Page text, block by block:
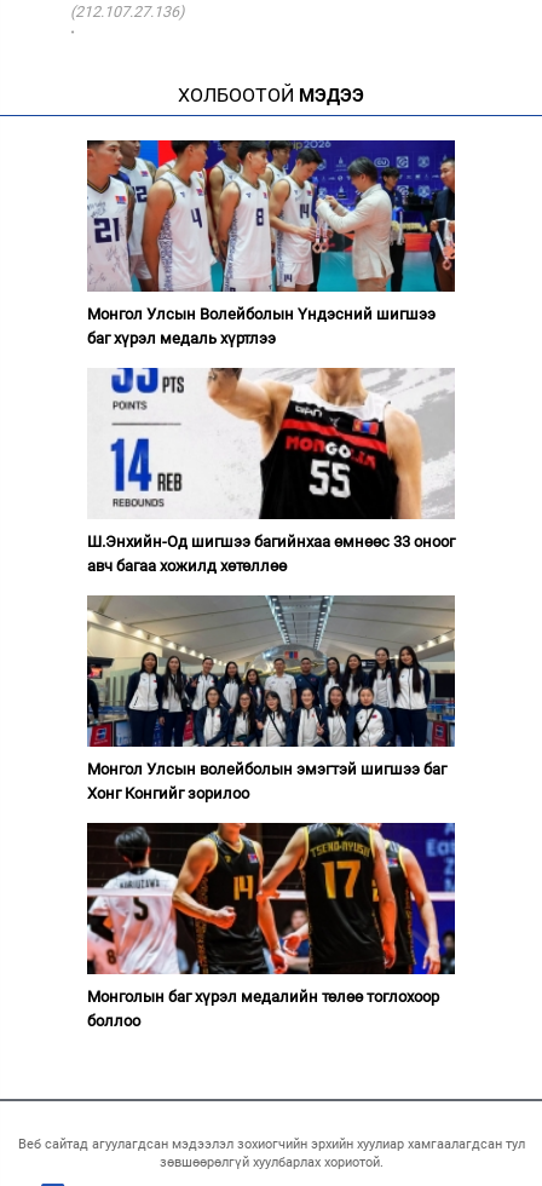
(212.107.27.136)
·
ХОЛБООТОЙ МЭДЭЭ
Монгол Улсын Волейболын Үндэсний шигшээ
баг хүрэл медаль хүртлээ
Ш.Энхийн-Од шигшээ багийнхаа өмнөөс 33 оноог
авч багаа хожилд хөтөллөө
Монгол Улсын волейболын эмэгтэй шигшээ баг
Хонг Конгийг зорилоо
Монголын баг хүрэл медалийн төлөө тоглохоор
боллоо
Веб сайтад агуулагдсан мэдээлэл зохиогчийн эрхийн хуулиар хамгаалагдсан тул
зөвшөөрөлгүй хуулбарлах хориотой.